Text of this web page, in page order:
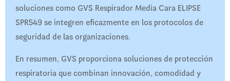
soluciones como GVS Respirador Media Cara ELIPSE
SPR549 se integren eficazmente en los protocolos de
seguridad de las organizaciones.
En resumen, GVS proporciona soluciones de protección
respiratoria que combinan innovación, comodidad y